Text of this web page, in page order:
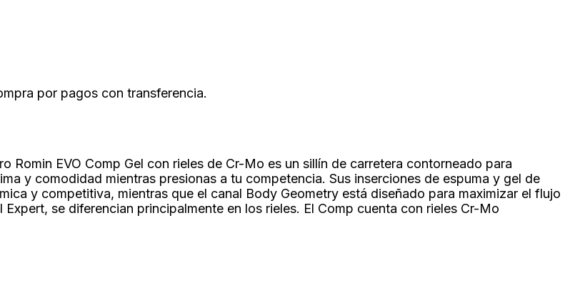
por pagos con transferencia.
EVO Comp Gel con rieles de Cr-Mo es un sillín de carretera contorneado para
y comodidad mientras presionas a tu competencia. Sus inserciones de espuma y gel de
y competitiva, mientras que el canal Body Geometry está diseñado para maximizar el flujo
se diferencian principalmente en los rieles. El Comp cuenta con rieles Cr-Mo